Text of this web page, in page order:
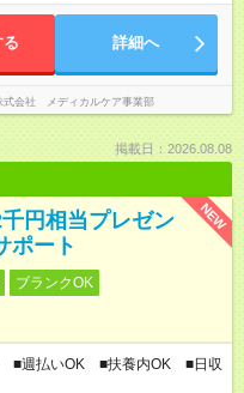
る 詳細へ
式会社 メディカルケア事業部
掲載日：2026.08.08
NEW
円相当プレゼン
ポート
ブランクOK
■週払いOK ■扶養内OK ■日収